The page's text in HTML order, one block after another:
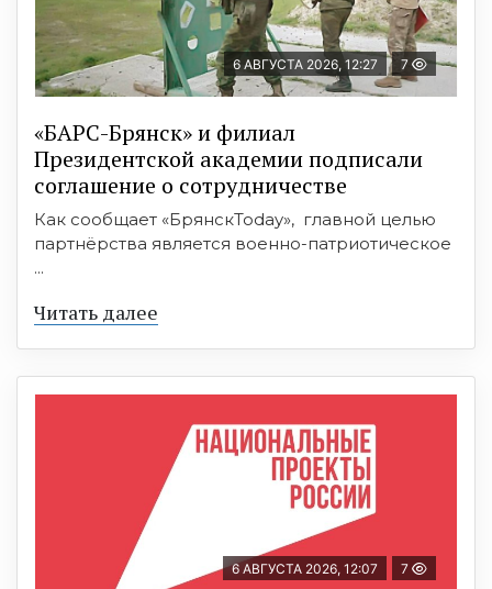
6 АВГУСТА 2026, 12:27 7
«БАРС-Брянск» и филиал
Президентской академии подписали
соглашение о сотрудничестве
Как сообщает «БрянскToday», главной целью
партнёрства является военно-патриотическое
...
Читать далее
6 АВГУСТА 2026, 12:07 7